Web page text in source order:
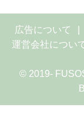
広告について
運営会社につい
© 2019-